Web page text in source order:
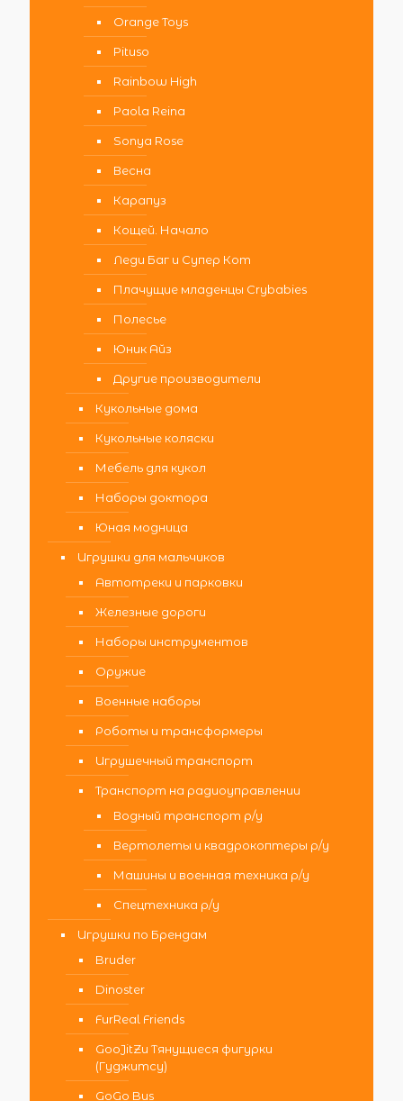
Orange Toys
Pituso
Rainbow High
Paola Reina
Sonya Rose
Весна
Карапуз
Кощей. Начало
Леди Баг и Супер Кот
Плачущие младенцы Crybabies
Полесье
Юник Айз
Другие производители
Кукольные дома
Кукольные коляски
Мебель для кукол
Наборы доктора
Юная модница
Игрушки для мальчиков
Автотреки и парковки
Железные дороги
Наборы инструментов
Оружие
Военные наборы
Роботы и трансформеры
Игрушечный транспорт
Транспорт на радиоуправлении
Водный транспорт р/у
Вертолеты и квадрокоптеры р/у
Машины и военная техника р/у
Спецтехника р/у
Игрушки по Брендам
Bruder
Dinoster
FurReal Friends
GooJitZu Тянущиеся фигурки
(Гуджитсу)
GoGo Bus